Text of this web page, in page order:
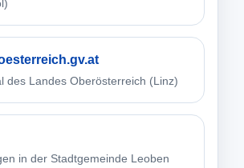
des Landes Oberösterreich (Linz)
in der Stadtgemeinde Leoben